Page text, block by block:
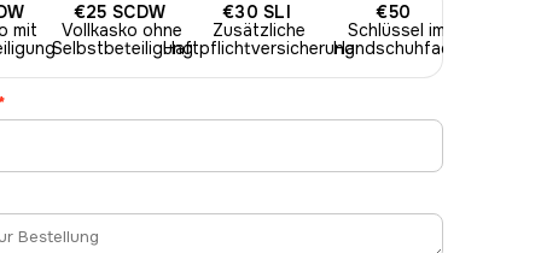
mit
€25 SCDW
Vollkasko ohne
Selbstbeteiligung
€30 SLI
Zusätzliche
Haftpflichtversicherung
€50
Schlüssel im
Handschuhfach